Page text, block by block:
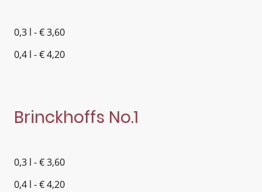
0,3 l - € 3,60
0,4 l - € 4,20
Brinckhoffs No.1
0,3 l - € 3,60
0,4 l - € 4,20